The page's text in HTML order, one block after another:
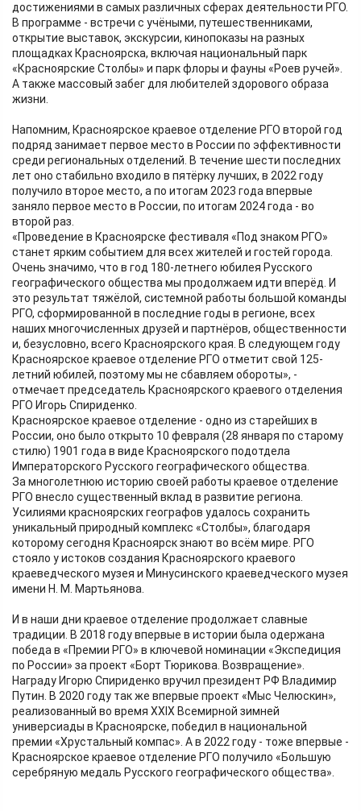
достижениями в самых различных сферах деятельности РГО.
В программе - встречи с учёными, путешественниками,
открытие выставок, экскурсии, кинопоказы на разных
площадках Красноярска, включая национальный парк
«Красноярские Столбы» и парк флоры и фауны «Роев ручей».
А также массовый забег для любителей здорового образа
жизни.
Напомним, Красноярское краевое отделение РГО второй год
подряд занимает первое место в России по эффективности
среди региональных отделений. В течение шести последних
лет оно стабильно входило в пятёрку лучших, в 2022 году
получило второе место, а по итогам 2023 года впервые
заняло первое место в России, по итогам 2024 года - во
второй раз.
«Проведение в Красноярске фестиваля «Под знаком РГО»
станет ярким событием для всех жителей и гостей города.
Очень значимо, что в год 180-летнего юбилея Русского
географического общества мы продолжаем идти вперёд. И
это результат тяжёлой, системной работы большой команды
РГО, сформированной в последние годы в регионе, всех
наших многочисленных друзей и партнёров, общественности
и, безусловно, всего Красноярского края. В следующем году
Красноярское краевое отделение РГО отметит свой 125-
летний юбилей, поэтому мы не сбавляем обороты», -
отмечает председатель Красноярского краевого отделения
РГО Игорь Спириденко.
Красноярское краевое отделение - одно из старейших в
России, оно было открыто 10 февраля (28 января по старому
стилю) 1901 года в виде Красноярского подотдела
Императорского Русского географического общества.
За многолетнюю историю своей работы краевое отделение
РГО внесло существенный вклад в развитие региона.
Усилиями красноярских географов удалось сохранить
уникальный природный комплекс «Столбы», благодаря
которому сегодня Красноярск знают во всём мире. РГО
стояло у истоков создания Красноярского краевого
краеведческого музея и Минусинского краеведческого музея
имени Н. М. Мартьянова.
И в наши дни краевое отделение продолжает славные
традиции. В 2018 году впервые в истории была одержана
победа в «Премии РГО» в ключевой номинации «Экспедиция
по России» за проект «Борт Тюрикова. Возвращение».
Награду Игорю Спириденко вручил президент РФ Владимир
Путин. В 2020 году так же впервые проект «Мыс Челюскин»,
реализованный во время XXIX Всемирной зимней
универсиады в Красноярске, победил в национальной
премии «Хрустальный компас». А в 2022 году - тоже впервые -
Красноярское краевое отделение РГО получило «Большую
серебряную медаль Русского географического общества».